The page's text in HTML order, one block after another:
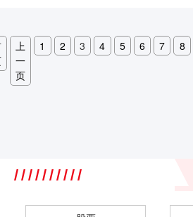
上
一
页
1 2 3 4 5 6 7 8